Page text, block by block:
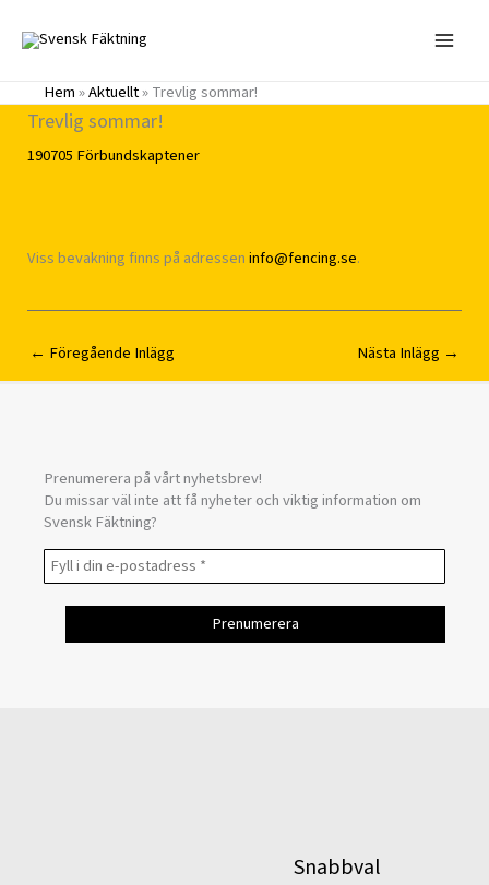
innehåll
Hem»Aktuellt»Trevlig sommar!
Trevlig sommar!
190705 Förbundskaptener
Viss bevakning finns på adresseninfo@fencing.se.
← Föregående Inlägg Nästa Inlägg →
Prenumerera på vårt nyhetsbrev!
Du missar väl inte att få nyheter och viktig information om
Svensk Fäktning?
Snabbval